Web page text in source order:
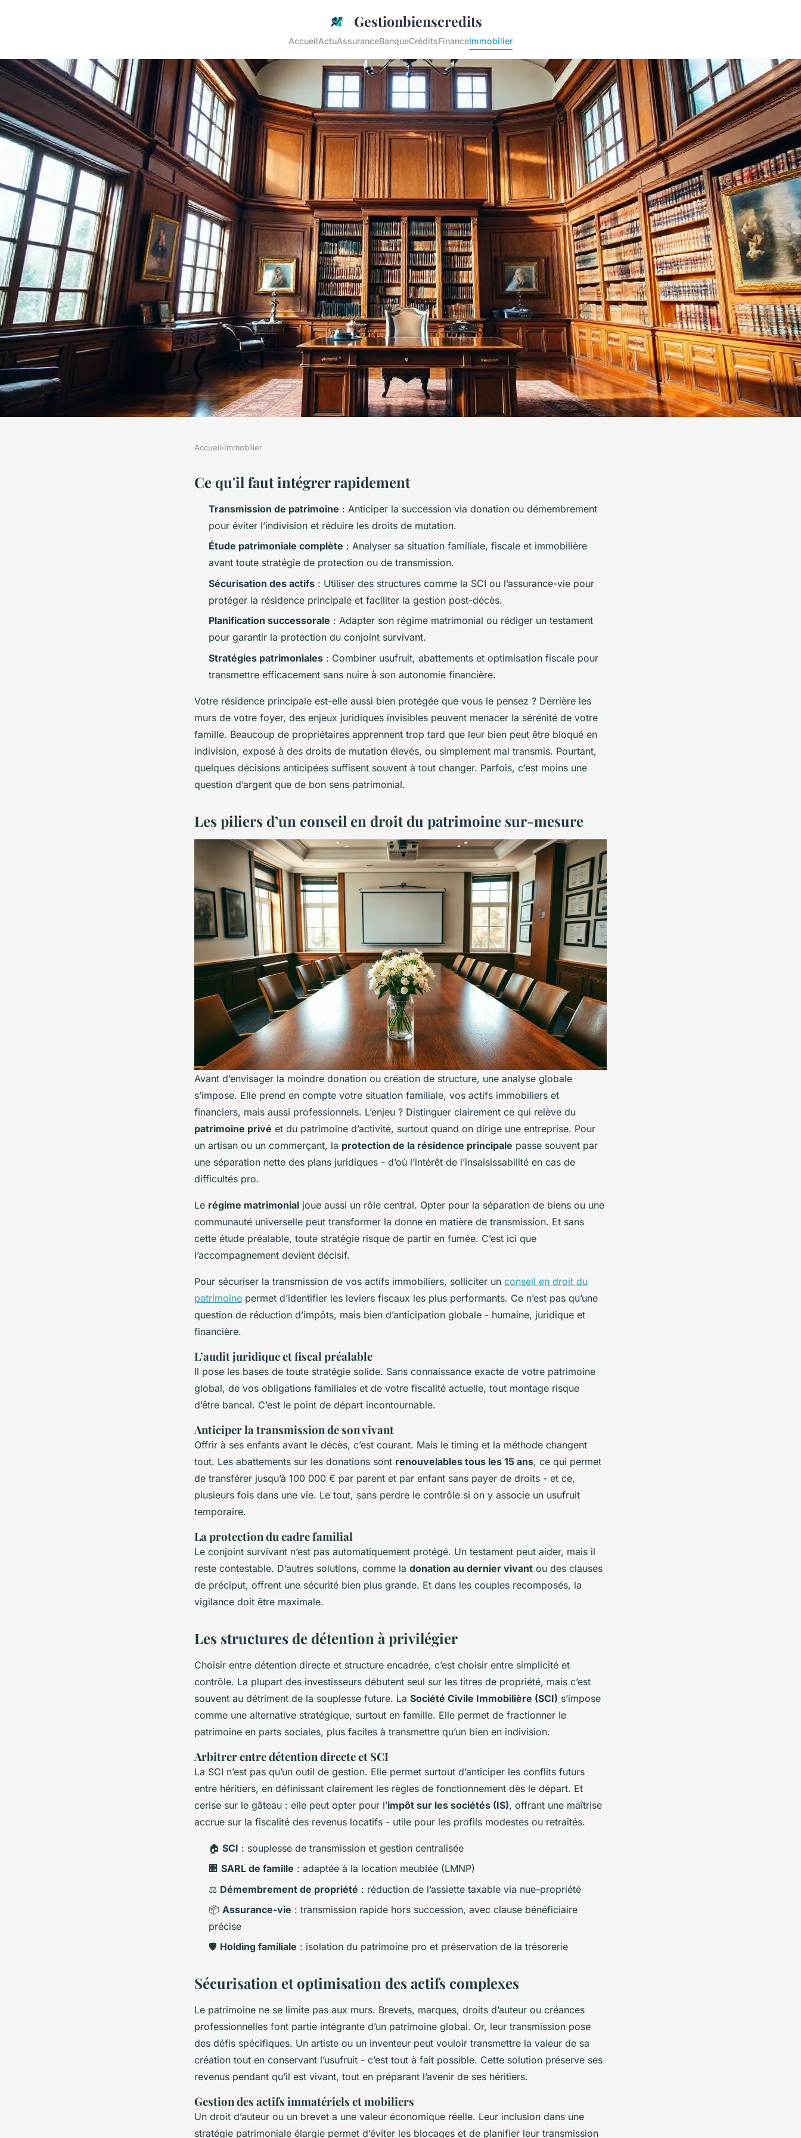
Gestionbienscredits
AccueilActuAssuranceBanqueCréditsFinanceImmobilier
Les meilleures pratiques pour un
conseil efficace en droit du patrimoine
Accueil›Immobilier
Ce qu'il faut intégrer rapidement
Transmission de patrimoine : Anticiper la succession via donation ou démembrement
pour éviter l’indivision et réduire les droits de mutation.
Étude patrimoniale complète : Analyser sa situation familiale, fiscale et immobilière
avant toute stratégie de protection ou de transmission.
Sécurisation des actifs : Utiliser des structures comme la SCI ou l’assurance-vie pour
protéger la résidence principale et faciliter la gestion post-décès.
Planification successorale : Adapter son régime matrimonial ou rédiger un testament
pour garantir la protection du conjoint survivant.
Stratégies patrimoniales : Combiner usufruit, abattements et optimisation fiscale pour
transmettre efficacement sans nuire à son autonomie financière.
Votre résidence principale est-elle aussi bien protégée que vous le pensez ? Derrière les
murs de votre foyer, des enjeux juridiques invisibles peuvent menacer la sérénité de votre
famille. Beaucoup de propriétaires apprennent trop tard que leur bien peut être bloqué en
indivision, exposé à des droits de mutation élevés, ou simplement mal transmis. Pourtant,
quelques décisions anticipées suffisent souvent à tout changer. Parfois, c’est moins une
question d’argent que de bon sens patrimonial.
Les piliers d’un conseil en droit du patrimoine sur-mesure
Avant d’envisager la moindre donation ou création de structure, une analyse globale
s’impose. Elle prend en compte votre situation familiale, vos actifs immobiliers et
financiers, mais aussi professionnels. L’enjeu ? Distinguer clairement ce qui relève du
patrimoine privé et du patrimoine d’activité, surtout quand on dirige une entreprise. Pour
un artisan ou un commerçant, la protection de la résidence principale passe souvent par
une séparation nette des plans juridiques - d’où l’intérêt de l’insaisissabilité en cas de
difficultés pro.
Le régime matrimonial joue aussi un rôle central. Opter pour la séparation de biens ou une
communauté universelle peut transformer la donne en matière de transmission. Et sans
cette étude préalable, toute stratégie risque de partir en fumée. C’est ici que
l’accompagnement devient décisif.
Pour sécuriser la transmission de vos actifs immobiliers, solliciter un conseil en droit du
patrimoine permet d’identifier les leviers fiscaux les plus performants. Ce n’est pas qu’une
question de réduction d’impôts, mais bien d’anticipation globale - humaine, juridique et
financière.
L’audit juridique et fiscal préalable
Il pose les bases de toute stratégie solide. Sans connaissance exacte de votre patrimoine
global, de vos obligations familiales et de votre fiscalité actuelle, tout montage risque
d’être bancal. C’est le point de départ incontournable.
Anticiper la transmission de son vivant
Offrir à ses enfants avant le décès, c’est courant. Mais le timing et la méthode changent
tout. Les abattements sur les donations sont renouvelables tous les 15 ans, ce qui permet
de transférer jusqu’à 100 000 € par parent et par enfant sans payer de droits - et ce,
plusieurs fois dans une vie. Le tout, sans perdre le contrôle si on y associe un usufruit
temporaire.
La protection du cadre familial
Le conjoint survivant n’est pas automatiquement protégé. Un testament peut aider, mais il
reste contestable. D’autres solutions, comme la donation au dernier vivant ou des clauses
de préciput, offrent une sécurité bien plus grande. Et dans les couples recomposés, la
vigilance doit être maximale.
Les structures de détention à privilégier
Choisir entre détention directe et structure encadrée, c’est choisir entre simplicité et
contrôle. La plupart des investisseurs débutent seul sur les titres de propriété, mais c’est
souvent au détriment de la souplesse future. La Société Civile Immobilière (SCI) s’impose
comme une alternative stratégique, surtout en famille. Elle permet de fractionner le
patrimoine en parts sociales, plus faciles à transmettre qu’un bien en indivision.
Arbitrer entre détention directe et SCI
La SCI n’est pas qu’un outil de gestion. Elle permet surtout d’anticiper les conflits futurs
entre héritiers, en définissant clairement les règles de fonctionnement dès le départ. Et
cerise sur le gâteau : elle peut opter pour l’impôt sur les sociétés (IS), offrant une maîtrise
accrue sur la fiscalité des revenus locatifs - utile pour les profils modestes ou retraités.
🏠 SCI : souplesse de transmission et gestion centralisée
🏢 SARL de famille : adaptée à la location meublée (LMNP)
⚖️ Démembrement de propriété : réduction de l’assiette taxable via nue-propriété
📦 Assurance-vie : transmission rapide hors succession, avec clause bénéficiaire
précise
🛡️ Holding familiale : isolation du patrimoine pro et préservation de la trésorerie
Sécurisation et optimisation des actifs complexes
Le patrimoine ne se limite pas aux murs. Brevets, marques, droits d’auteur ou créances
professionnelles font partie intégrante d’un patrimoine global. Or, leur transmission pose
des défis spécifiques. Un artiste ou un inventeur peut vouloir transmettre la valeur de sa
création tout en conservant l’usufruit - c’est tout à fait possible. Cette solution préserve ses
revenus pendant qu’il est vivant, tout en préparant l’avenir de ses héritiers.
Gestion des actifs immatériels et mobiliers
Un droit d’auteur ou un brevet a une valeur économique réelle. Leur inclusion dans une
stratégie patrimoniale élargie permet d’éviter les blocages et de planifier leur transmission